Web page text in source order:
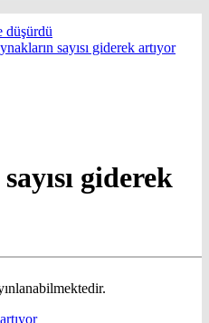
düşürdü
sayısı giderek artıyor
giderek